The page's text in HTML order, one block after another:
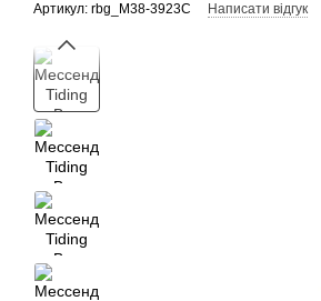
Артикул: rbg_M38-3923C Написати відгук